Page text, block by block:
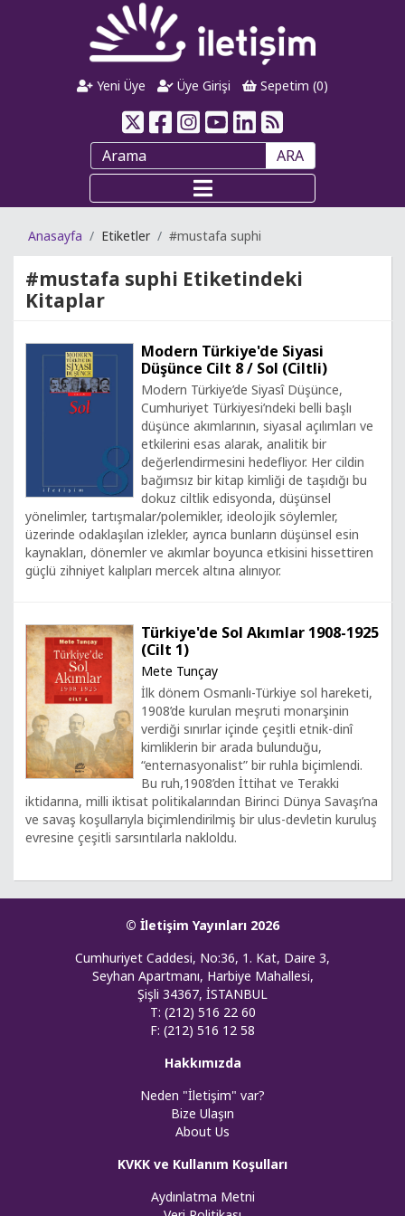
Yeni Üye Üye Girişi Sepetim (0)
ARA
Anasayfa Etiketler #mustafa suphi
#mustafa suphi Etiketindeki
Kitaplar
Modern Türkiye'de Siyasi
Düşünce Cilt 8 / Sol (Ciltli)
Modern Türkiye’de Siyasî Düşünce,
Cumhuriyet Türkiyesi’ndeki belli başlı
düşünce akımlarının, siyasal açılımları ve
etkilerini esas alarak, analitik bir
değerlendirmesini hedefliyor. Her cildin
bağımsız bir kitap kimliği de taşıdığı bu
dokuz ciltlik edisyonda, düşünsel
yönelimler, tartışmalar/polemikler, ideolojik söylemler,
üzerinde odaklaşılan izlekler, ayrıca bunların düşünsel esin
kaynakları, dönemler ve akımlar boyunca etkisini hissettiren
güçlü zihniyet kalıpları mercek altına alınıyor.
Türkiye'de Sol Akımlar 1908-1925
(Cilt 1)
Mete Tunçay
İlk dönem Osmanlı-Türkiye sol hareketi,
1908’de kurulan meşruti monarşinin
verdiği sınırlar içinde çeşitli etnik-dinî
kimliklerin bir arada bulunduğu,
“enternasyonalist” bir ruhla biçimlendi.
Bu ruh,1908’den İttihat ve Terakki
iktidarına, milli iktisat politikalarından Birinci Dünya Savaşı’na
ve savaş koşullarıyla biçimlendirilmiş bir ulus-devletin kuruluş
evresine çeşitli sarsıntılarla nakloldu.
© İletişim Yayınları 2026
Cumhuriyet Caddesi, No:36, 1. Kat, Daire 3,
Seyhan Apartmanı, Harbiye Mahallesi,
Şişli 34367, İSTANBUL
T: (212) 516 22 60
F: (212) 516 12 58
Hakkımızda
Neden "İletişim" var?
Bize Ulaşın
About Us
KVKK ve Kullanım Koşulları
Aydınlatma Metni